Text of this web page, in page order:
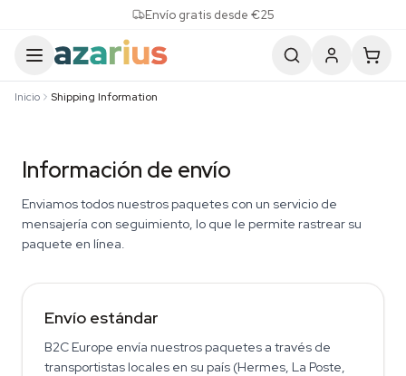
Envío gratis desde €25
Inicio Shipping Information
Información de envío
Enviamos todos nuestros paquetes con un servicio de
mensajería con seguimiento, lo que le permite rastrear su
paquete en línea.
Envío estándar
B2C Europe envía nuestros paquetes a través de
transportistas locales en su país (Hermes, La Poste,